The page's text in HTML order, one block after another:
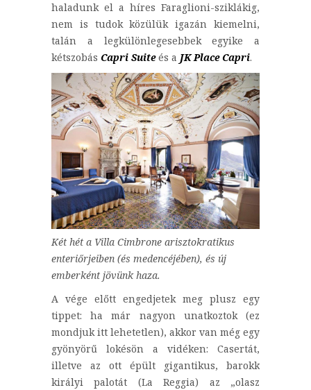
haladunk el a híres Faraglioni-sziklákig,
nem is tudok közülük igazán kiemelni,
talán a legkülönlegesebbek egyike a
kétszobás Capri Suiteés a JK Place Capri.
Két hét a Villa Cimbrone arisztokratikus
enteriőrjeiben (és medencéjében), és új
emberként jövünk haza.
A vége előtt engedjetek meg plusz egy
tippet: ha már nagyon unatkoztok (ez
mondjuk itt lehetetlen), akkor van még egy
gyönyörű lokésön a vidéken: Casertát,
illetve az ott épült gigantikus, barokk
királyi palotát (La Reggia) az „olasz